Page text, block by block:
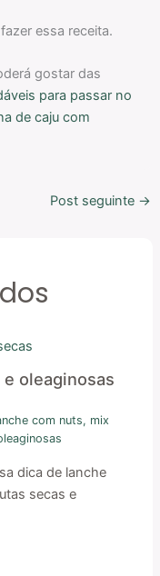
essa receita.
gostar das
para passar no
de caju com
Post seguinte →
oleaginosas
com nuts, mix
dica de lanche
secas e